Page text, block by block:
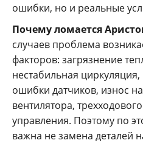
ошибки, но и реальные
Почему ломается
случаев проблема
факторов: загрязнение
нестабильная
ошибки датчиков, износ
вентилятора,
управления. Поэтому по
важна не замена деталей